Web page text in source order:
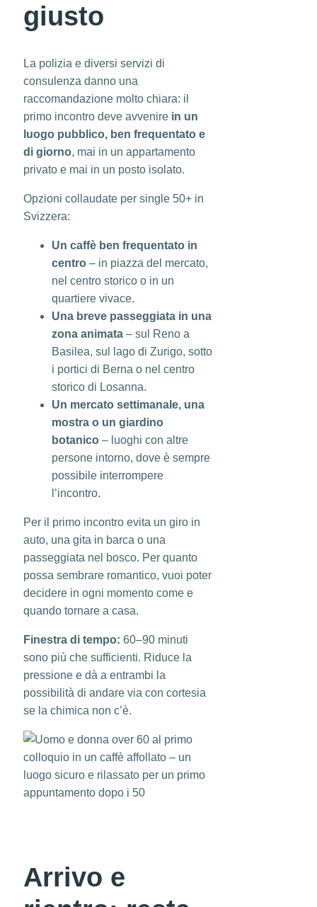
giusto
La polizia e diversi servizi di
consulenza danno una
raccomandazione molto chiara: il
primo incontro deve avvenire in un
luogo pubblico, ben frequentato e
di giorno, mai in un appartamento
privato e mai in un posto isolato.
Opzioni collaudate per single 50+ in
Svizzera:
Un caffè ben frequentato in
centro– in piazza del mercato,
nel centro storico o in un
quartiere vivace.
Una breve passeggiata in una
zona animata– sul Reno a
Basilea, sul lago di Zurigo, sotto
i portici di Berna o nel centro
storico di Losanna.
Un mercato settimanale, una
mostra o un giardino
botanico– luoghi con altre
persone intorno, dove è sempre
possibile interrompere
l’incontro.
Per il primo incontro evita un giro in
auto, una gita in barca o una
passeggiata nel bosco. Per quanto
possa sembrare romantico, vuoi poter
decidere in ogni momento come e
quando tornare a casa.
Finestra di tempo: 60–90 minuti
sono più che sufficienti. Riduce la
pressione e dà a entrambi la
possibilità di andare via con cortesia
se la chimica non c’è.
Arrivo e